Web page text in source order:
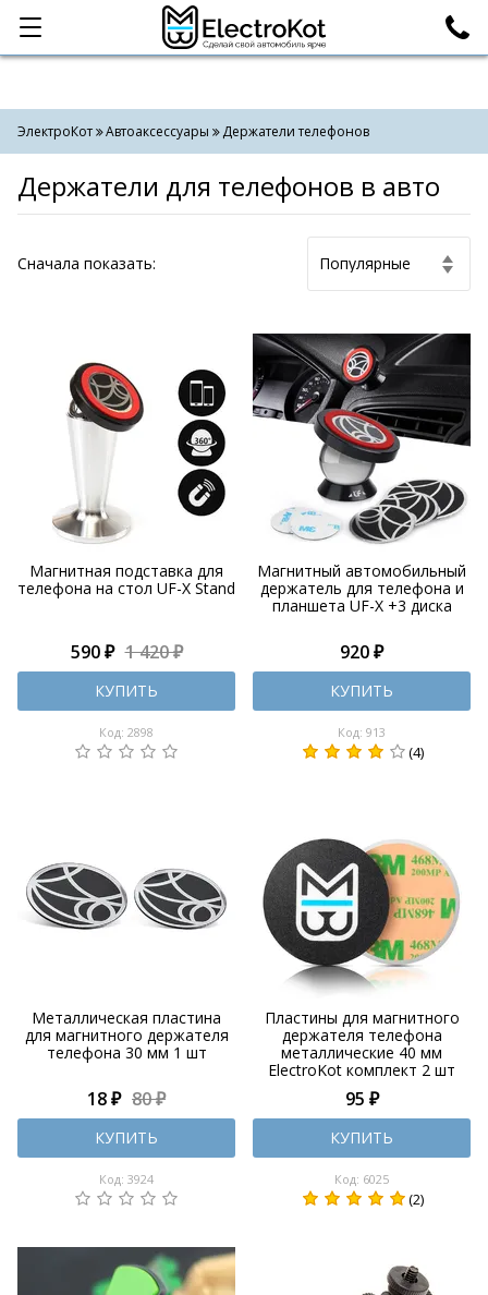
Категории Поиск
ЭлектроКот Автоаксессуары Держатели телефонов
Держатели для телефонов в авто
Cначала показать:
Магнитная подставка для
телефона на стол UF-X Stand
590 ₽ 1 420 ₽
КУПИТЬ
Код: 2898
Магнитный автомобильный
держатель для телефона и
планшета UF-X +3 диска
920 ₽
КУПИТЬ
Код: 913
(4)
Металлическая пластина
для магнитного держателя
телефона 30 мм 1 шт
18 ₽ 80 ₽
КУПИТЬ
Код: 3924
Пластины для магнитного
держателя телефона
металлические 40 мм
ElectroKot комплект 2 шт
95 ₽
КУПИТЬ
Код: 6025
(2)